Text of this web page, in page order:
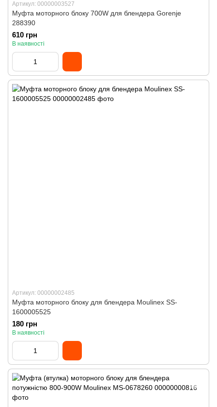
Артикул: 00000003527
Муфта моторного блоку 700W для блендера Gorenje
288390
610 грн
В наявності
Артикул: 00000002485
Муфта моторного блоку для блендера Moulinex SS-
1600005525
180 грн
В наявності